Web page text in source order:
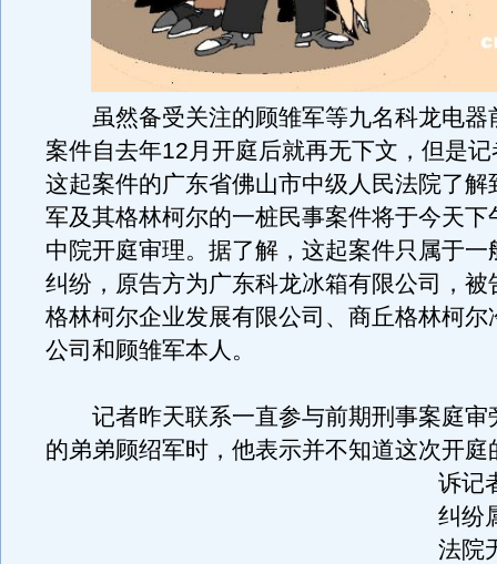
虽然备受关注的顾雏军等九名科龙电器
案件自去年12月开庭后就再无下文，但是
这起案件的广东省佛山市中级人民法院了解
军及其格林柯尔的一桩民事案件将于今天下
中院开庭审理。据了解，这起案件只属于一
纠纷，原告方为广东科龙冰箱有限公司，被
格林柯尔企业发展有限公司、商丘格林柯尔
公司和顾雏军本人。
记者昨天联系一直参与前期刑事案庭审
的弟弟顾绍军时，他表示并不知道这次开庭
诉记
纠纷
法院